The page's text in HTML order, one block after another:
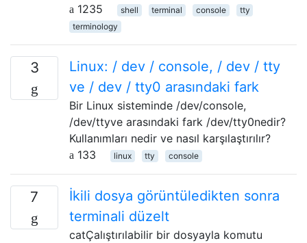
1235
shell terminal console
tty
terminology
3
Linux: / dev / console, / dev / tty
ve / dev / tty0 arasındaki fark
Bir Linux sisteminde /dev/console,
/dev/ttyve arasındaki fark /dev/tty0nedir?
Kullanımları nedir ve nasıl karşılaştırılır?
133
linux tty console
7
İkili dosya görüntüledikten sonra
terminali düzelt
catÇalıştırılabilir bir dosyayla komutu